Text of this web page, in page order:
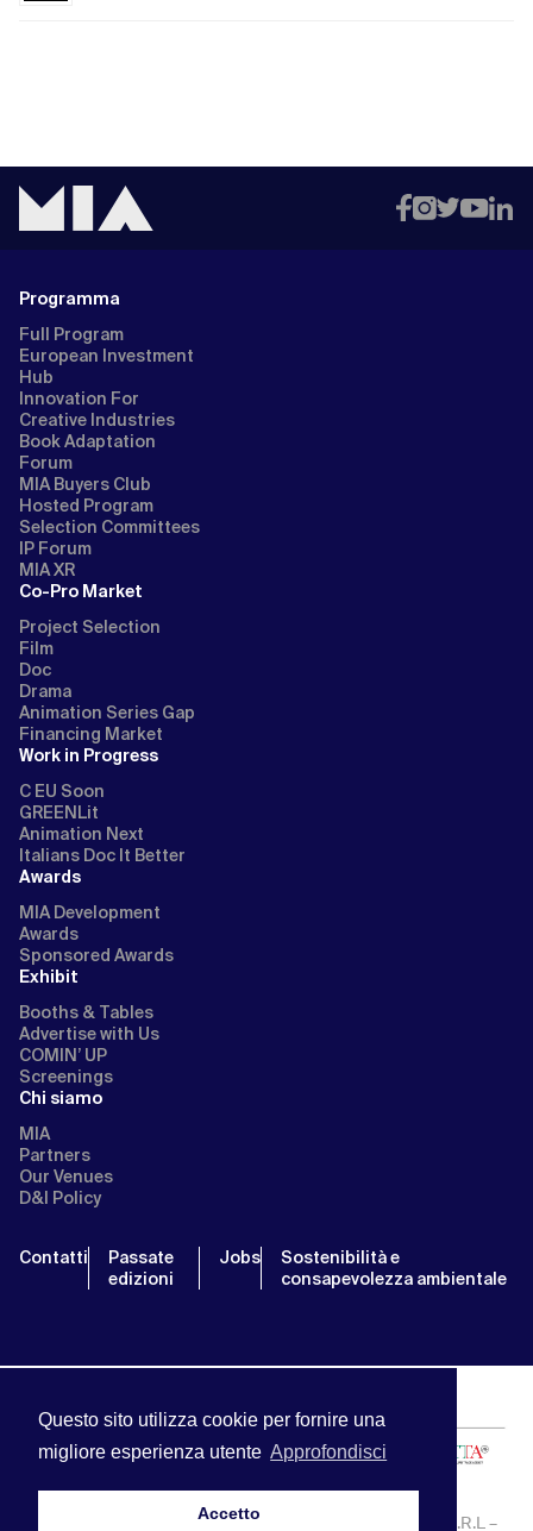
Questo sito utilizza cookie per fornire una
migliore esperienza utente Approfondisci
Accetto
Programma
Full Program
European Investment
Hub
Innovation For
Creative Industries
Book Adaptation
Forum
MIA Buyers Club
Hosted Program
Selection Committees
IP Forum
MIA XR
Co-Pro Market
Project Selection
Film
Doc
Drama
Animation Series Gap
Financing Market
Work in Progress
C EU Soon
GREENLit
Animation Next
Italians Doc It Better
Awards
MIA Development
Awards
Sponsored Awards
Exhibit
Booths & Tables
Advertise with Us
COMIN’ UP
Screenings
Chi siamo
MIA
Partners
Our Venues
D&I Policy
Contatti
Passate
edizioni
Jobs
Sostenibilità e
consapevolezza ambientale
MIA | Mercato Internazionale Audiovisivo | APA SERVICE S.R.L –